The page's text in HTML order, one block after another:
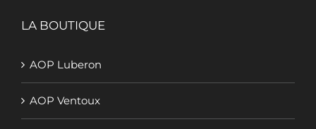
LA BOUTIQUE
AOP Luberon
AOP Ventoux